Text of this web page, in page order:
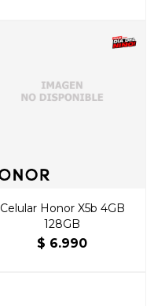
Celular Honor X5b 4GB
128GB
$ 6.990